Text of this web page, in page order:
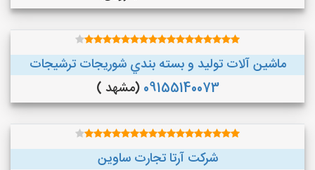
ماشین آلات توليد و بسته بندي شوريجات ترشيجات
09155140073 (مشهد )
شرکت آرتا تجارت ساوین